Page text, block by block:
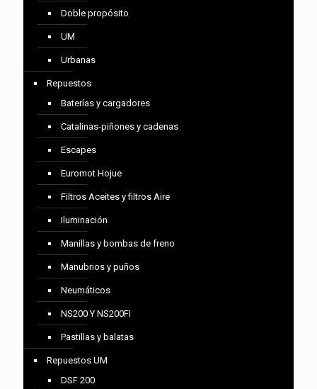
Doble propósito
UM
Urbanas
Repuestos
Baterías y cargadores
Catalinas-piñones y cadenas
Escapes
Euromot Hojue
Filtros Aceites y filtros Aire
Iluminación
Manillas y bombas de freno
Manubrios y puños
Neumáticos
NS200 Y NS200FI
Pastillas y balatas
Repuestos UM
DSF 200